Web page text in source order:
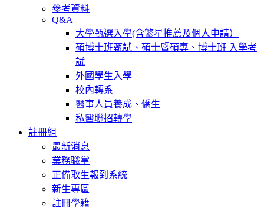
參考資料
Q&A
大學甄選入學(含繁星推薦及個人申請）
碩博士班甄試、碩士暨碩專、博士班 入學考
試
外國學生入學
校內轉系
醫事人員養成、僑生
私醫聯招轉學
註冊組
最新消息
業務職掌
正備取生報到系統
新生專區
註冊學籍